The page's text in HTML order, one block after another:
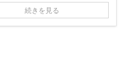
続きを見る